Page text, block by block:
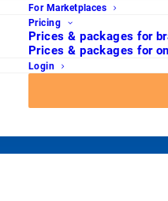
For Marketplaces
Pricing
Prices & packages for
Prices & packages for
Login